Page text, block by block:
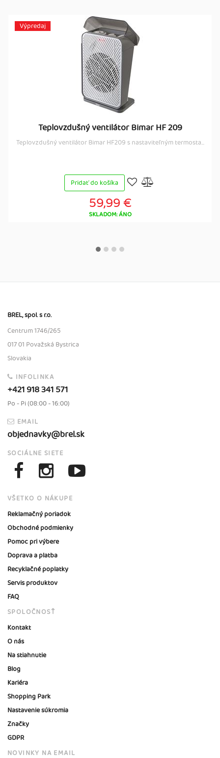
Výpredaj
Teplovzdušný ventilátor Bimar HF 209
Teplovzdušný ventilátor Bimar HF209 s nastaviteľným termosta...
Pridať do košíka
59,99 €
SKLADOM: ÁNO
BREL, spol. s r.o.
Centrum 1746/265
017 01 Považská Bystrica
Slovakia
INFOLINKA
+421 918 341 571
Po - Pi (08:00 - 16:00)
EMAIL
objednavky@brel.sk
SOCIÁLNE SIETE
VŠETKO O NÁKUPE
Reklamačný poriadok
Obchodné podmienky
Pomoc pri výbere
Doprava a platba
Recyklačné poplatky
Servis produktov
FAQ
SPOLOČNOSŤ
Kontakt
O nás
Na stiahnutie
Blog
Kariéra
Shopping Park
Nastavenie súkromia
Značky
GDPR
NOVINKY NA EMAIL